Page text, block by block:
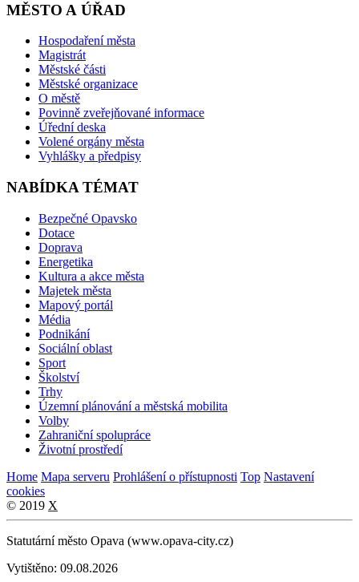
MĚSTO A ÚŘAD
Hospodaření města
Magistrát
Městské části
Městské organizace
O městě
Povinně zveřejňované informace
Úřední deska
Volené orgány města
Vyhlášky a předpisy
NABÍDKA TÉMAT
Bezpečné Opavsko
Dotace
Doprava
Energetika
Kultura a akce města
Majetek města
Mapový portál
Média
Podnikání
Sociální oblast
Sport
Školství
Trhy
Územní plánování a městská mobilita
Volby
Zahraniční spolupráce
Životní prostředí
Home Mapa serveru Prohlášení o přístupnosti Top Nastavení
cookies
© 2019 X
Statutární město Opava (www.opava-city.cz)
Vytištěno: 09.08.2026